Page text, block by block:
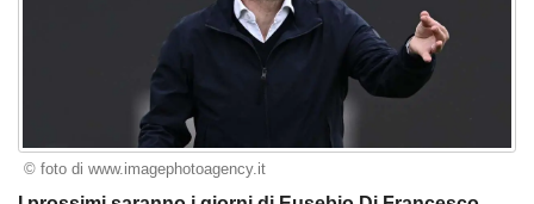
© foto di www.imagephotoagency.it